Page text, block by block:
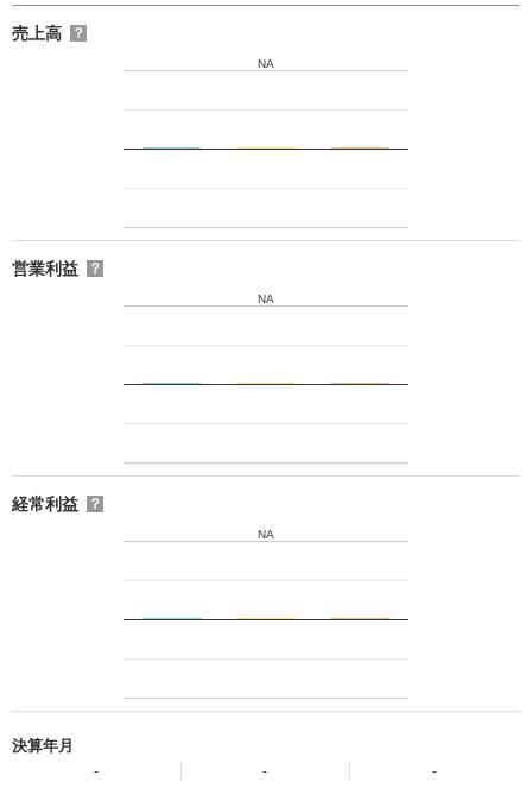
売上高 ？
NA
営業利益 ？
NA
経常利益 ？
NA
決算年月
- - -